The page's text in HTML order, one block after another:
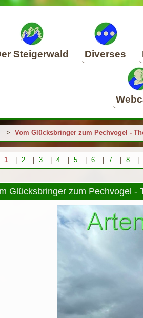
Steigerwald Diverses
> Vom Glücksbringer zum Pechvogel -
1 2 3 4 5 6 7 8
Glücksbringer zum Pechvogel -